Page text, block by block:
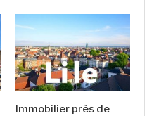
Immobilier près de